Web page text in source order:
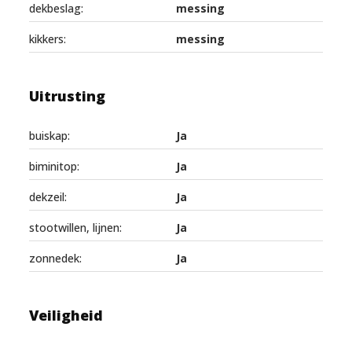
dekbeslag: messing
kikkers: messing
Uitrusting
buiskap: Ja
biminitop: Ja
dekzeil: Ja
stootwillen, lijnen: Ja
zonnedek: Ja
Veiligheid